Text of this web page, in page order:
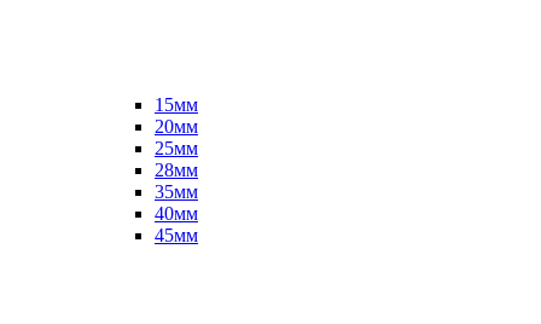
15мм
20мм
25мм
28мм
35мм
40мм
45мм